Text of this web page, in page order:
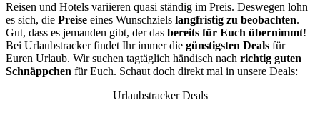
Reisen und Hotels variieren quasi ständig im Preis. Deswegen lohn
es sich, die Preise eines Wunschziels langfristig zu beobachten.
Gut, dass es jemanden gibt, der das bereits für Euch übernimmt!
Bei Urlaubstracker findet Ihr immer die günstigsten Deals für
Euren Urlaub. Wir suchen tagtäglich händisch nach richtig guten
Schnäppchen für Euch. Schaut doch direkt mal in unsere Deals:
Urlaubstracker Deals